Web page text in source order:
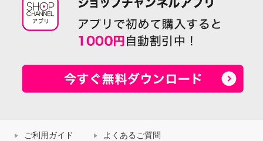
ご利用ガイド よくあるご質問